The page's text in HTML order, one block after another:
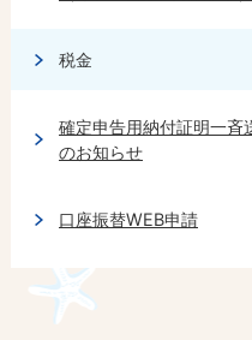
税金
確定申告用納付証明一斉
のお知らせ
口座振替WEB申請